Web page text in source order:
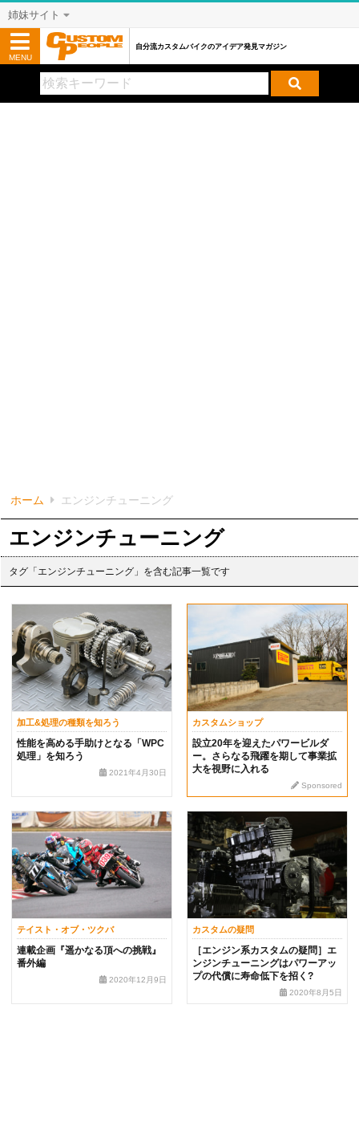
ホーム エンジンチューニング
エンジンチューニング
タグ「エンジンチューニング」を含む記事一覧です
加工&処理の種類を知ろう
性能を高める手助けとなる「WPC
処理」を知ろう
2021年4月30日
カスタムショップ
設立20年を迎えたパワービルダ
ー。さらなる飛躍を期して事業拡
大を視野に入れる
Sponsored
テイスト・オブ・ツクバ
連載企画『遥かなる頂への挑戦』
番外編
2020年12月9日
カスタムの疑問
［エンジン系カスタムの疑問］エ
ンジンチューニングはパワーアッ
プの代償に寿命低下を招く?
2020年8月5日
姉妹サイト
MENU
自分流カスタムバイクのアイデア発見マガジン